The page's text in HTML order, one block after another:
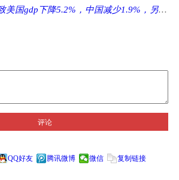
下降5.2%，中国减少1.9%，另一方面日本增加0.2% ...
评论
QQ好友 腾讯微博 微信
复制链接